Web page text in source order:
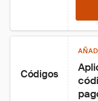
Códigos